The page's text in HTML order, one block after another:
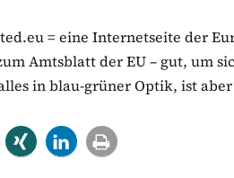
= eine Internetseite der
Amtsblatt der EU – gut, um
in blau-grüner Optik, ist